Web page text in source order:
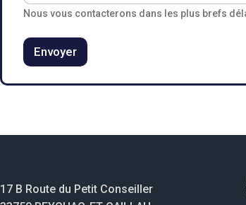
Nous vous contacterons dans les plus brefs
Envoyer
17 B Route du Petit Conseiller